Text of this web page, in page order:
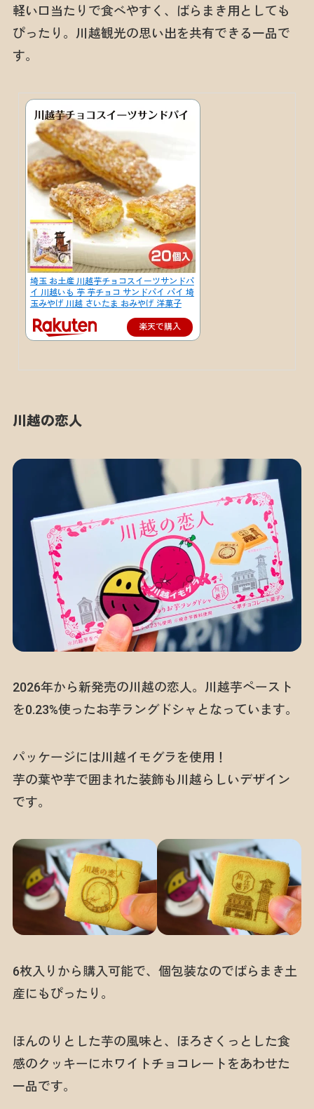
軽い口当たりで食べやすく、ばらまき用としても
ぴったり。川越観光の思い出を共有できる一品で
す。
埼玉 お土産 川越芋チョコスイーツサンドパ
イ 川越いも 芋 芋チョコ サンドパイ パイ 埼
玉みやげ 川越 さいたま おみやげ 洋菓子
楽天で購入
川越の恋人
2026年から新発売の川越の恋人。川越芋ペースト
を0.23%使ったお芋ラングドシャとなっています。
パッケージには川越イモグラを使用！
芋の葉や芋で囲まれた装飾も川越らしいデザイン
です。
6枚入りから購入可能で、個包装なのでばらまき土
産にもぴったり。
ほんのりとした芋の風味と、ほろさくっとした食
感のクッキーにホワイトチョコレートをあわせた
一品です。